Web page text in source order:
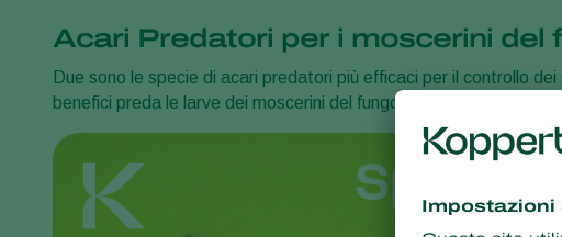
Acari Predatori per i moscerini del
Due sono le specie di acari predatori più efficaci per il controllo dei
benefici preda le larve dei moscerini del fungo nel terreno,